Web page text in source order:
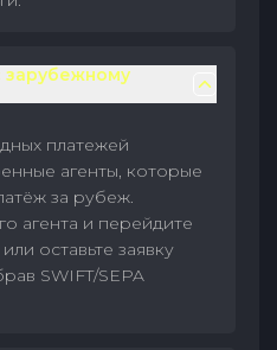
зарубежному
платежей
агенты, которые
за рубеж.
агента и перейдите
оставьте заявку
SWIFT/SEPA